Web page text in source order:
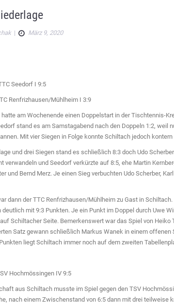
| März 9, 2020
Seedorf I 9:5
Renfrizhausen/Mühlheim I 3:9
am Wochenende einen Doppelstart in der Tischtennis-
stand es am Samstagabend nach den Doppeln 1:2, weil
Mit vier Siegen in Folge konnte Schiltach jedoch
und drei Siegen stand es schließlich 8:3 doch Udo
verwandeln und Seedorf verkürzte auf 8:5, ehe Martin
und Bernd Merz. Je einen Sieg verbuchten Udo Scherber,
dann der TTC Renfrizhausen/Mühlheim zu Gast in
deutlich mit 9:3 Punkten. Je ein Punkt im Doppel durch Uwe
Schiltacher Seite. Bemerkenswert war das Spiel von
Satz gewann schließlich Markus Wanek in einem
liegt Schiltach immer noch auf dem zweiten
Hochmössingen IV 9:5
aus Schiltach musste im Spiel gegen den TSV
nach einem Zwischenstand von 6:5 dann mit drei teilweise